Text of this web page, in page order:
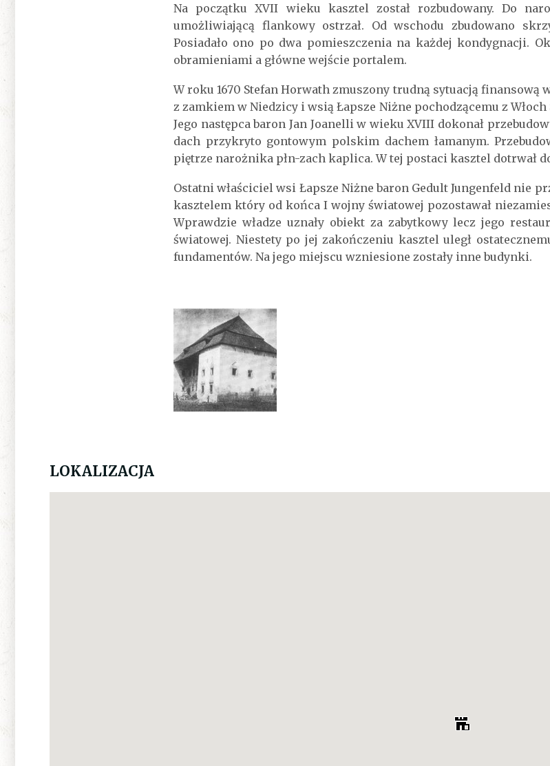
Na początku XVII wieku kasztel został rozbudowany. Do
umożliwiającą flankowy ostrzał. Od wschodu zbudowano
Posiadało ono po dwa pomieszczenia na każdej kondygnacji.
obramieniami a główne wejście portalem.
W roku 1670 Stefan Horwath zmuszony trudną sytuacją finansową
z zamkiem w Niedzicy i wsią Łapsze Niżne pochodzącemu z
Jego następca baron Jan Joanelli w wieku XVIII dokonał
dach przykryto gontowym polskim dachem łamanym.
piętrze narożnika płn-zach kaplica. W tej postaci kasztel dotrwał
Ostatni właściciel wsi Łapsze Niżne baron Gedult Jungenfeld nie
kasztelem który od końca I wojny światowej pozostawał
Wprawdzie władze uznały obiekt za zabytkowy lecz jego
światowej. Niestety po jej zakończeniu kasztel uległ
fundamentów. Na jego miejscu wzniesione zostały inne budynki.
LOKALIZACJA